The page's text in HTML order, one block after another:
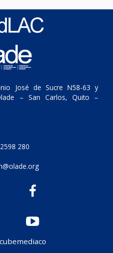
José de Sucre N58-63 y
– San Carlos, Quito –
280